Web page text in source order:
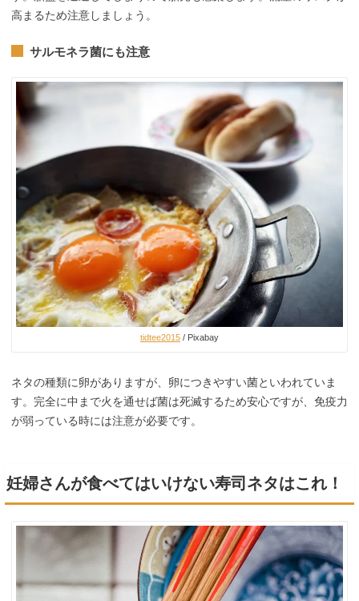
高まるため注意しましょう。
サルモネラ菌にも注意
tidtee2015 / Pixabay
ネタの種類に卵がありますが、卵につきやすい菌といわれていま
す。完全に中まで火を通せば菌は死滅するため安心ですが、免疫力
が弱っている時には注意が必要です。
妊婦さんが食べてはいけない寿司ネタはこれ！